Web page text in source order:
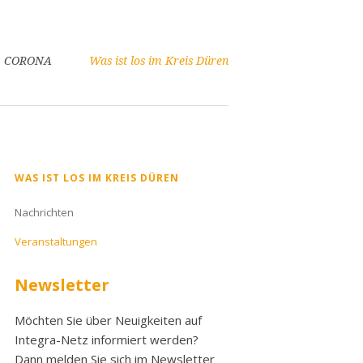
CORONA Was ist los im Kreis Düren
Navigation
WAS IST LOS IM KREIS DÜREN
Nachrichten
Veranstaltungen
Newsletter
Möchten Sie über Neuigkeiten auf
Integra-Netz informiert werden?
Dann melden Sie sich im Newsletter